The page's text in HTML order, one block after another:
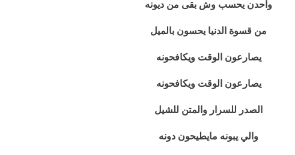
واحدن يحسب وش بقى من ديونه
من قسوة الدنيا يحسون بالميل
يصارعون الوقت ويكافحونه
يصارعون الوقت ويكافحونه
الصدر للسرار والمتن للشيل
والي يبونه مايطيحون دونه